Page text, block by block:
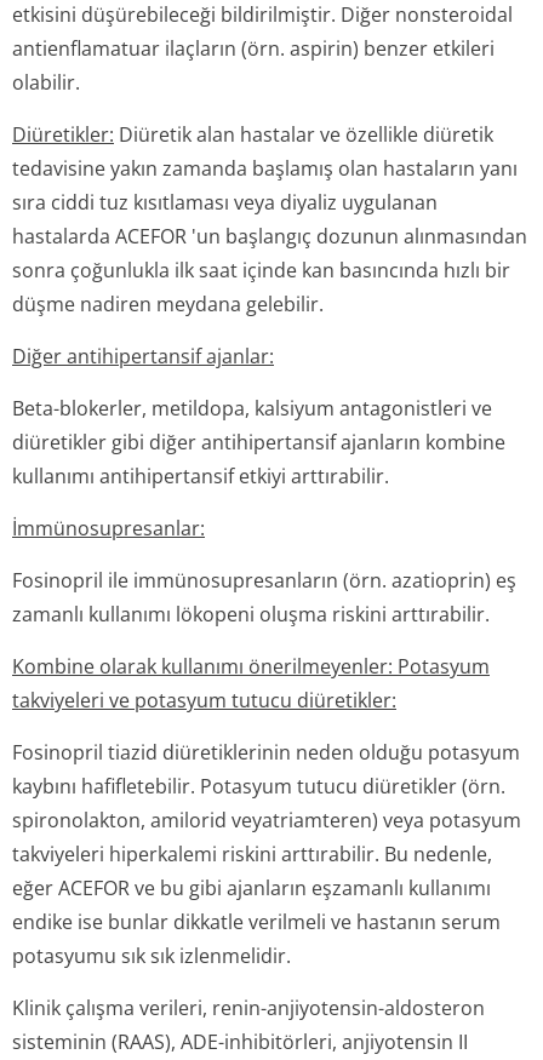
etkisini düşürebileceği bildirilmiştir. Diğer nonsteroidal
antienflamatuar ilaçların (örn. aspirin) benzer etkileri
olabilir.
Diüretikler: Diüretik alan hastalar ve özellikle diüretik
tedavisine yakın zamanda başlamış olan hastaların yanı
sıra ciddi tuz kısıtlaması veya diyaliz uygulanan
hastalarda ACEFOR 'un başlangıç dozunun alınmasından
sonra çoğunlukla ilk saat içinde kan basıncında hızlı bir
düşme nadiren meydana gelebilir.
Diğer antihipertansif ajanlar:
Beta-blokerler, metildopa, kalsiyum antagonistleri ve
diüretikler gibi diğer antihipertansif ajanların kombine
kullanımı antihipertansif etkiyi arttırabilir.
İmmünosupresan­lar:
Fosinopril ile immünosupresanların (örn. azatioprin) eş
zamanlı kullanımı lökopeni oluşma riskini arttırabilir.
Kombine olarak kullanımı önerilmeyenler: Potasyum
takviyeleri ve potasyum tutucu diüretikler:
Fosinopril tiazid diüretiklerinin neden olduğu potasyum
kaybını hafifletebilir. Potasyum tutucu diüretikler (örn.
spironolakton, amilorid veyatriamteren) veya potasyum
takviyeleri hiperkalemi riskini arttırabilir. Bu nedenle,
eğer ACEFOR ve bu gibi ajanların eşzamanlı kullanımı
endike ise bunlar dikkatle verilmeli ve hastanın serum
potasyumu sık sık izlenmelidir.
Klinik çalışma verileri, renin-anjiyotensin-aldosteron
sisteminin (RAAS), ADE-inhibitörleri, anjiyotensin II